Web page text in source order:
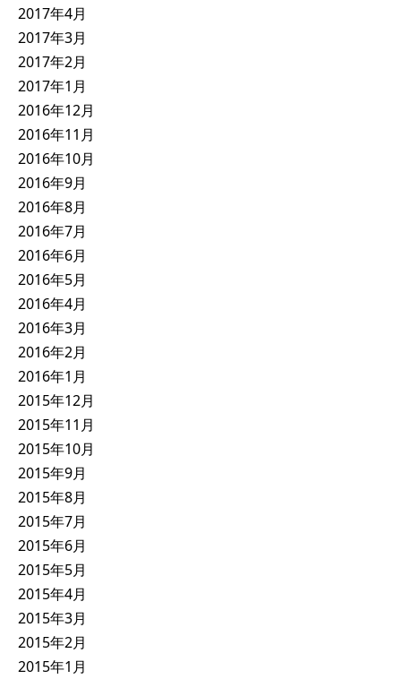
2017年4月
2017年3月
2017年2月
2017年1月
2016年12月
2016年11月
2016年10月
2016年9月
2016年8月
2016年7月
2016年6月
2016年5月
2016年4月
2016年3月
2016年2月
2016年1月
2015年12月
2015年11月
2015年10月
2015年9月
2015年8月
2015年7月
2015年6月
2015年5月
2015年4月
2015年3月
2015年2月
2015年1月